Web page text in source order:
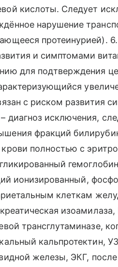
кислоты. Следует
нарушение
протеинурией).
и симптомами
для подтверждения
с риском развития
диагноз исключения,
фракций
полностью с
ионизированный,
клеткам
трансглутаминазе,
кальпротектин,
железы, ЭКГ,